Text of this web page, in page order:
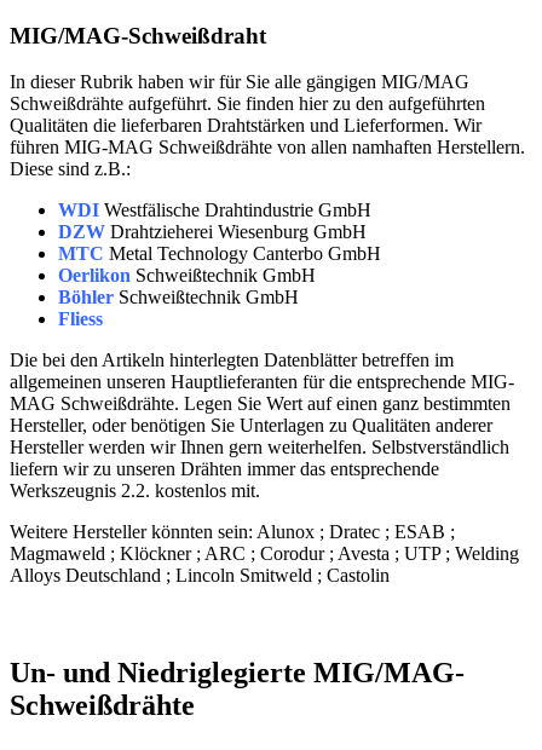
MIG/MAG-Schweißdraht
In dieser Rubrik haben wir für Sie alle gängigen MIG/MAG
Schweißdrähte aufgeführt. Sie finden hier zu den aufgeführten
Qualitäten die lieferbaren Drahtstärken und Lieferformen. Wir
führen MIG-MAG Schweißdrähte von allen namhaften Herstellern.
Diese sind z.B.:
WDI Westfälische Drahtindustrie GmbH
DZW Drahtzieherei Wiesenburg GmbH
MTC Metal Technology Canterbo GmbH
Oerlikon Schweißtechnik GmbH
Böhler Schweißtechnik GmbH
Fliess
Die bei den Artikeln hinterlegten Datenblätter betreffen im
allgemeinen unseren Hauptlieferanten für die entsprechende MIG-
MAG Schweißdrähte. Legen Sie Wert auf einen ganz bestimmten
Hersteller, oder benötigen Sie Unterlagen zu Qualitäten anderer
Hersteller werden wir Ihnen gern weiterhelfen. Selbstverständlich
liefern wir zu unseren Drähten immer das entsprechende
Werkszeugnis 2.2. kostenlos mit.
Weitere Hersteller könnten sein: Alunox ; Dratec ; ESAB ;
Magmaweld ; Klöckner ; ARC ; Corodur ; Avesta ; UTP ; Welding
Alloys Deutschland ; Lincoln Smitweld ; Castolin
Un- und Niedriglegierte MIG/MAG-
Schweißdrähte